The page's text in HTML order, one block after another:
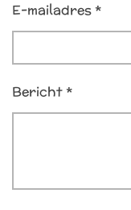
E-mailadres *
Bericht *